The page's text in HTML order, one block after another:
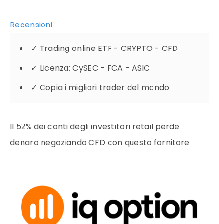
Recensioni
✓ Trading online ETF - CRYPTO - CFD
✓ Licenza: CySEC - FCA - ASIC
✓ Copia i migliori trader del mondo
Il 52% dei conti degli investitori retail perde
denaro negoziando CFD con questo fornitore